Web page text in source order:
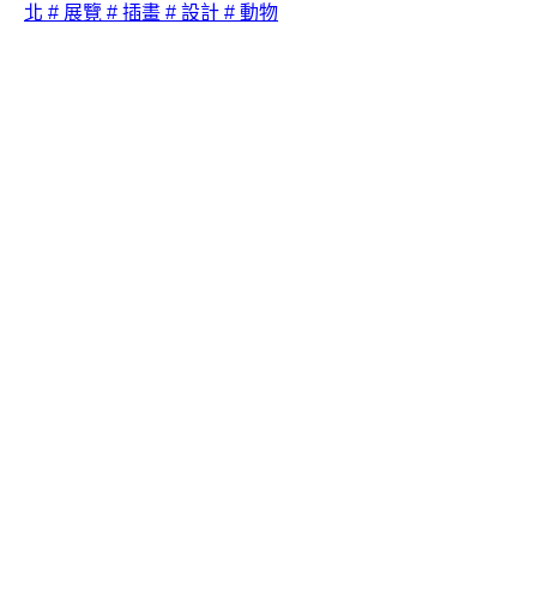
北 # 展覽 # 插畫 # 設計 # 動物